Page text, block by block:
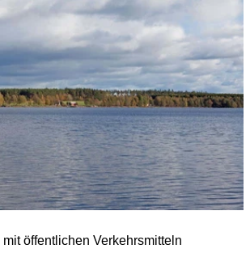
öffentlichen Verkehrsmitteln